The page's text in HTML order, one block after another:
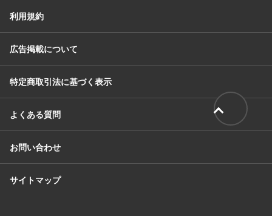
利用規約
広告掲載について
特定商取引法に基づく表示
よくある質問
お問い合わせ
サイトマップ